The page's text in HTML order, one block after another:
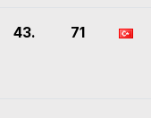
43. 71